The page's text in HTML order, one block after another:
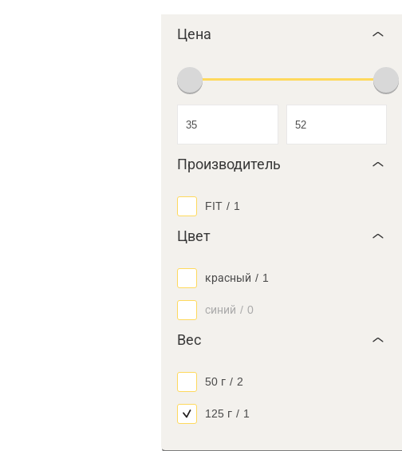
Цена
Производитель
FIT / 1
Цвет
красный / 1
синий / 0
Вес
50 г / 2
125 г / 1